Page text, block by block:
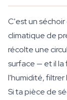
C'est un
climatique de
récolte une
surface — et il la
l'humidité, filtrer
Si ta pièce de